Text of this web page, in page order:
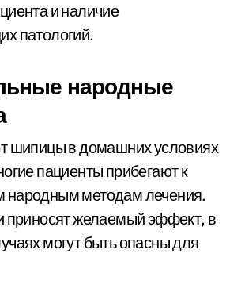
и наличие
патологий.
народные
шипицы в домашних условиях
пациенты прибегают к
народным методам лечения.
приносят желаемый эффект, в
могут быть опасны для